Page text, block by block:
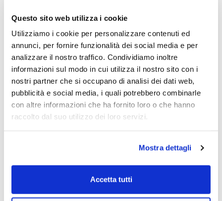
Questo sito web utilizza i cookie
Utilizziamo i cookie per personalizzare contenuti ed
annunci, per fornire funzionalità dei social media e per
analizzare il nostro traffico. Condividiamo inoltre
informazioni sul modo in cui utilizza il nostro sito con i
nostri partner che si occupano di analisi dei dati web,
pubblicità e social media, i quali potrebbero combinarle
con altre informazioni che ha fornito loro o che hanno
raccolto dal suo utilizzo dei loro servizi.
Mostra dettagli
Accetta tutti
trading più basso. Si tratta di un
avvertimento per le azioni statunitensi che
potrebbero doversi adattare a un trading
range più basso”. Aggiungendo poi che
recenti interventi da falco della Federal
Reserve lasciano presagire che al FOMC di
marzo verrà annunciati dot plot mediani
più alti”.
Staremo a vedere ma, almeno a noi, da
dimostrano aver inteso bene che Powell fa
sul serio quando dice che i tassi devono
rimanere restrittivi per un periodo